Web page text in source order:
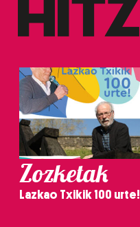
Zozketak
Lazkao Txikik 100 urte!